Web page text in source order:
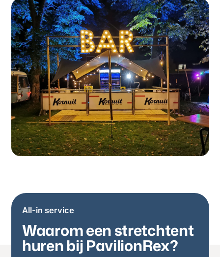
All-in service
Waarom een stretchtent
huren bij PavilionRex?